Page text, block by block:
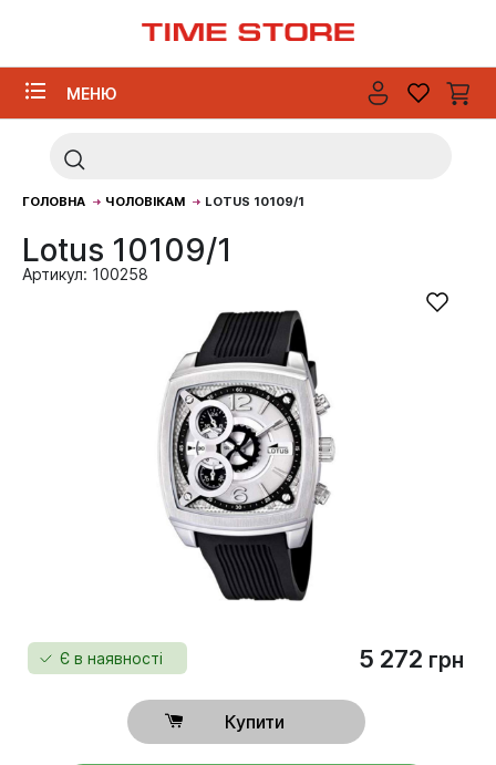
МЕНЮ
ГОЛОВНА ЧОЛОВІКАМ LOTUS 10109/1
Lotus 10109/1
Артикул: 100258
Є в наявності 5 272 грн
Купити